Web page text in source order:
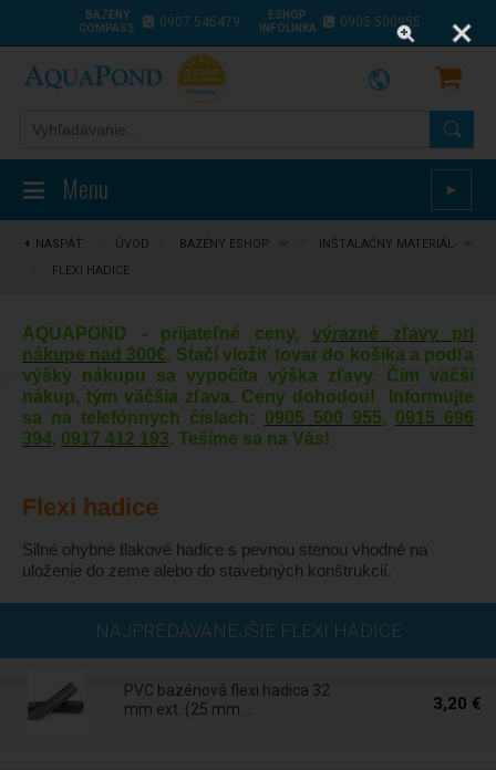
BAZÉNY
COMPASS
0907 545479
ESHOP
INFOLINKA
0905 500955
Menu ►
NASPÄŤ ÚVOD BAZÉNY ESHOP
INŠTALAČNÝ MATERIÁL
FLEXI HADICE
AQUAPOND - prijateľné ceny, výrazné zľavy pri
nákupe nad 300€. Stačí vložiť tovar do košíka a podľa
výšky nákupu sa vypočíta výška zľavy. Čím väčší
nákup, tým väčšia zľava. Ceny dohodou! Informujte
sa na telefónnych číslach: 0905 500 955, 0915 696
394, 0917 412 193. Tešíme sa na Vás!
Flexi hadice
Silné ohybné tlakové hadice s pevnou stenou vhodné na
uloženie do zeme alebo do stavebných konštrukcií.
NAJPREDÁVANEJŠIE FLEXI HADICE
PVC bazénová flexi hadica 32
mm ext. (25 mm ...
3,20 €
Skladom